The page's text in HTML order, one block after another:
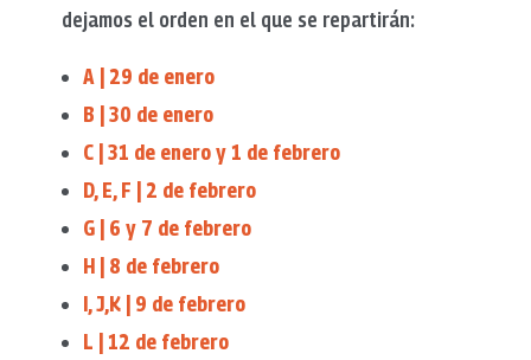
dejamos el orden en el que se repartirán:
A | 29 de enero
B | 30 de enero
C | 31 de enero y 1 de febrero
D, E, F | 2 de febrero
G | 6 y 7 de febrero
H | 8 de febrero
I, J,K | 9 de febrero
L | 12 de febrero